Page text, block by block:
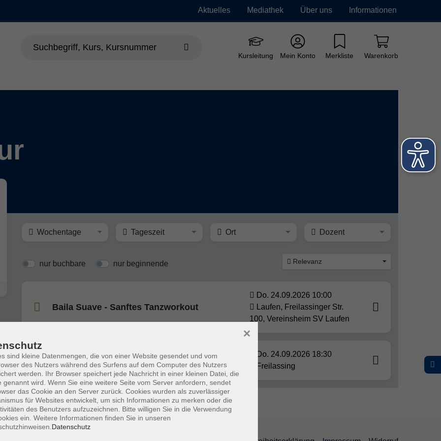
Aktuelles Mediathek Über uns Informationen
Kursleitung Mein Konto Merkliste Warenkorb
Sprachen Grundbildung Neue Kurse
Wochentage Tageszeit Ort Dozent
nur buchbare nur beginnende Relevanz
Baila Suave - Sanftes Tanzworkout
Do. 24.09.2026 10:00
Laufen, Freilassinger Str.
100, Vereinsheim SV Laufen
Baila Suave - Sanftes Tanzworkout
Do. 24.09.2026 18:30
Freilassing
sind kleine Datenmengen, die von einer Website gesendet und vom
des Nutzers während des Surfens auf dem Computer des Nutzers
werden. Ihr Browser speichert jede Nachricht in einer kleinen Datei, die
genannt wird. Wenn Sie eine weitere Seite vom Server anfordern, sendet
das Cookie an den Server zurück. Cookies wurden als zuverlässiger
für Websites entwickelt, um sich Informationen zu merken oder die
des Benutzers aufzuzeichnen. Bitte willigen Sie in die Verwendung
ein. Weitere Informationen finden Sie in unseren
Datenschutz
×